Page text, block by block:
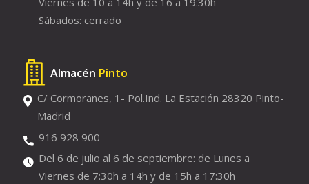
Sábados: cerrado
Almacén Pinto
C/ Cormoranes, 1- Pol.Ind. La Estación 28320 Pinto-
Madrid
916 928 900
Del 6 de julio al 6 de septiembre: de Lunes a
Viernes de 7:30h a 14h y de 15h a 17:30h